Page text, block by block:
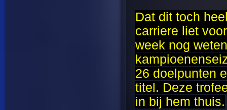
Dat dit toch
carriere liet
week nog
26 doelpunten
titel. Deze
in bij hem thuis.